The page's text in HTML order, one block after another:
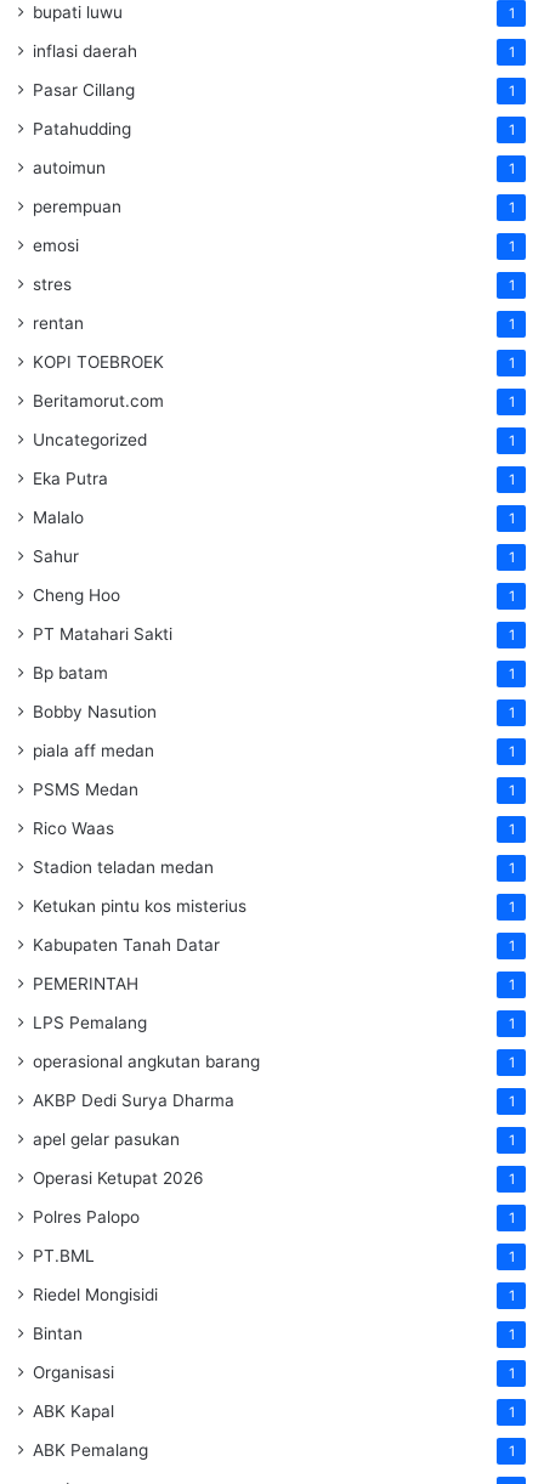
bupati luwu 1
inflasi daerah 1
Pasar Cillang 1
Patahudding 1
autoimun 1
perempuan 1
emosi 1
stres 1
rentan 1
KOPI TOEBROEK 1
Beritamorut.com 1
Uncategorized 1
Eka Putra 1
Malalo 1
Sahur 1
Cheng Hoo 1
PT Matahari Sakti 1
Bp batam 1
Bobby Nasution 1
piala aff medan 1
PSMS Medan 1
Rico Waas 1
Stadion teladan medan 1
Ketukan pintu kos misterius 1
Kabupaten Tanah Datar 1
PEMERINTAH 1
LPS Pemalang 1
operasional angkutan barang 1
AKBP Dedi Surya Dharma 1
apel gelar pasukan 1
Operasi Ketupat 2026 1
Polres Palopo 1
PT.BML 1
Riedel Mongisidi 1
Bintan 1
Organisasi 1
ABK Kapal 1
ABK Pemalang 1